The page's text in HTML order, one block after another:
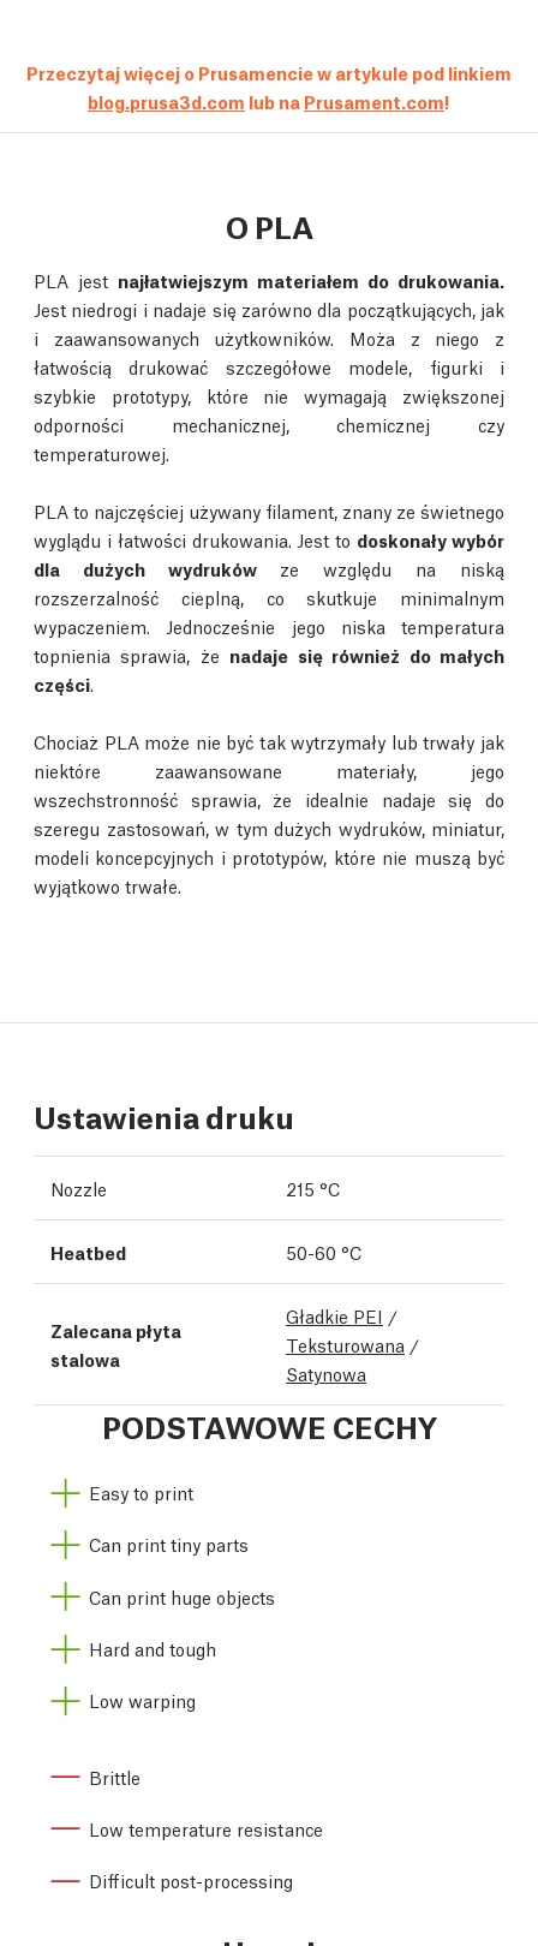
Przeczytaj więcej o Prusamencie w artykule pod linkiem
blog.prusa3d.com lub na Prusament.com!
O PLA
PLA jest najłatwiejszym materiałem do drukowania.
Jest niedrogi i nadaje się zarówno dla początkujących, jak
i zaawansowanych użytkowników. Moża z niego z
łatwością drukować szczegółowe modele, figurki i
szybkie prototypy, które nie wymagają zwiększonej
odporności mechanicznej, chemicznej czy
temperaturowej.
PLA to najczęściej używany filament, znany ze świetnego
wyglądu i łatwości drukowania. Jest to doskonały wybór
dla dużych wydruków ze względu na niską
rozszerzalność cieplną, co skutkuje minimalnym
wypaczeniem. Jednocześnie jego niska temperatura
topnienia sprawia, że nadaje się również do małych
części.
Chociaż PLA może nie być tak wytrzymały lub trwały jak
niektóre zaawansowane materiały, jego
wszechstronność sprawia, że idealnie nadaje się do
szeregu zastosowań, w tym dużych wydruków, miniatur,
modeli koncepcyjnych i prototypów, które nie muszą być
wyjątkowo trwałe.
Ustawienia druku
Nozzle 215 °C
Heatbed 50-60 °C
Zalecana płyta
stalowa
Gładkie PEI /
Teksturowana /
Satynowa
PODSTAWOWE CECHY
Easy to print
Can print tiny parts
Can print huge objects
Hard and tough
Low warping
Brittle
Low temperature resistance
Difficult post-processing